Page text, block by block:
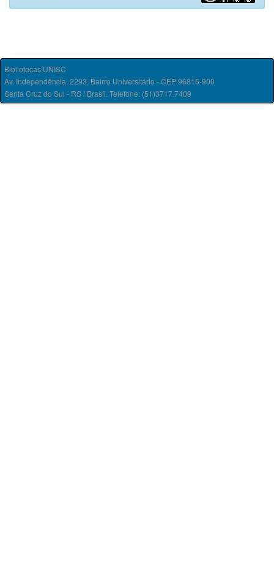
Bibliotecas UNISC
Av. Independência, 2293, Bairro Universitário - CEP 96815-900
Santa Cruz do Sul - RS / Brasil. Telefone: (51)3717.7409